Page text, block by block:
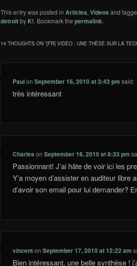
This entry was posted in Articles, Videos and
detroitby K!. Bookmark the permalink.
14 THOUGHTS ON “[FR] VIDEO : UNE THÈSE SUR LA
PaulonSeptember 16, 2010 at 3:43 pm said:
très intéressant
Charles onSeptember 16, 2010 at 8:33 pm
Passionnant! J’ai hâte de voir ici les
Y’a moyen d’assister en auditeur libre
d’avoir son email pour lui demander?
vincentonSeptember 17, 2010 at 12:22 am
Bien intéressant, une belle synthèse !